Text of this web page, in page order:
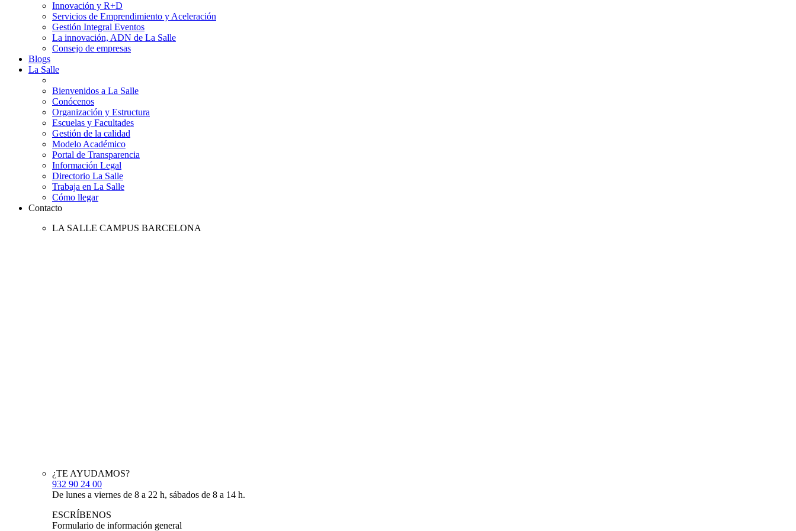
Innovación y R+D
Servicios de Emprendimiento y Aceleración
Gestión Integral Eventos
La innovación, ADN de La Salle
Consejo de empresas
Blogs
La Salle
Bienvenidos a La Salle
Conócenos
Organización y Estructura
Escuelas y Facultades
Gestión de la calidad
Modelo Académico
Portal de Transparencia
Información Legal
Directorio La Salle
Trabaja en La Salle
Cómo llegar
Contacto
LA SALLE CAMPUS BARCELONA
¿TE AYUDAMOS?
932 90 24 00
De lunes a viernes de 8 a 22 h, sábados de 8 a 14 h.
ESCRÍBENOS
Formulario de información general